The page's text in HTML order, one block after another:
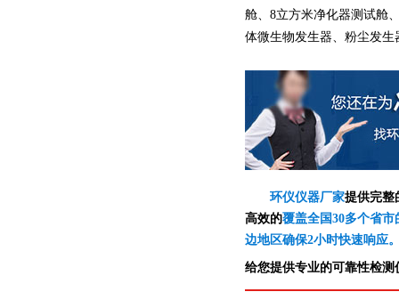
舱、8立方米净化器测试舱
体微生物发生器、粉尘发生
环仪仪器厂家提供完整
高效的覆盖全国30多个省
边地区确保2小时快速响应
给您提供专业的可靠性检测